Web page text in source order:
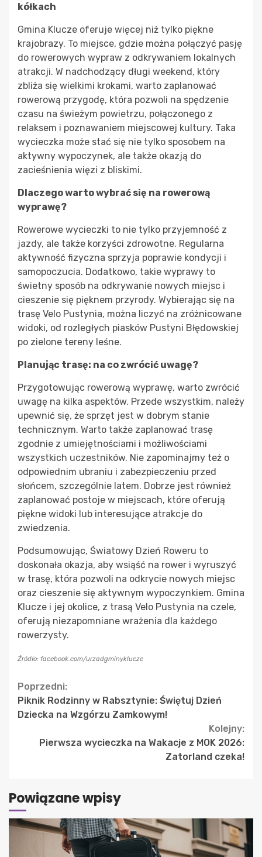
kółkach
Gmina Klucze oferuje więcej niż tylko piękne
krajobrazy. To miejsce, gdzie można połączyć pasję
do rowerowych wypraw z odkrywaniem lokalnych
atrakcji. W nadchodzący długi weekend, który
zbliża się wielkimi krokami, warto zaplanować
rowerową przygodę, która pozwoli na spędzenie
czasu na świeżym powietrzu, połączonego z
relaksem i poznawaniem miejscowej kultury. Taka
wycieczka może stać się nie tylko sposobem na
aktywny wypoczynek, ale także okazją do
zacieśnienia więzi z bliskimi.
Dlaczego warto wybrać się na rowerową
wyprawę?
Rowerowe wycieczki to nie tylko przyjemność z
jazdy, ale także korzyści zdrowotne. Regularna
aktywność fizyczna sprzyja poprawie kondycji i
samopoczucia. Dodatkowo, takie wyprawy to
świetny sposób na odkrywanie nowych miejsc i
cieszenie się pięknem przyrody. Wybierając się na
trasę Velo Pustynia, można liczyć na zróżnicowane
widoki, od rozległych piasków Pustyni Błędowskiej
po zielone tereny leśne.
Planując trasę: na co zwrócić uwagę?
Przygotowując rowerową wyprawę, warto zwrócić
uwagę na kilka aspektów. Przede wszystkim, należy
upewnić się, że sprzęt jest w dobrym stanie
technicznym. Warto także zaplanować trasę
zgodnie z umiejętnościami i możliwościami
wszystkich uczestników. Nie zapominajmy też o
odpowiednim ubraniu i zabezpieczeniu przed
słońcem, szczególnie latem. Dobrze jest również
zaplanować postoje w miejscach, które oferują
piękne widoki lub interesujące atrakcje do
zwiedzenia.
Podsumowując, Światowy Dzień Roweru to
doskonała okazja, aby wsiąść na rower i wyruszyć
w trasę, która pozwoli na odkrycie nowych miejsc
oraz cieszenie się aktywnym wypoczynkiem. Gmina
Klucze i jej okolice, z trasą Velo Pustynia na czele,
oferują niezapomniane wrażenia dla każdego
rowerzysty.
Źródło: facebook.com/urzadgminyklucze
Continue
Reading
Poprzedni:
Piknik Rodzinny w Rabsztynie: Świętuj Dzień
Dziecka na Wzgórzu Zamkowym!
Kolejny:
Pierwsza wycieczka na Wakacje z MOK 2026:
Zatorland czeka!
Powiązane wpisy